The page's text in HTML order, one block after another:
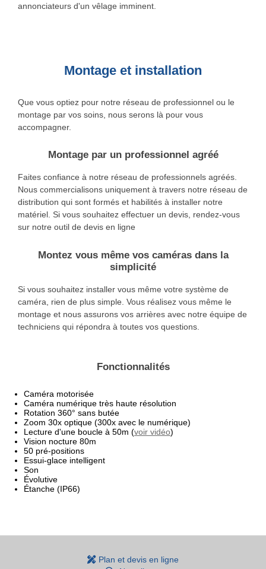
annonciateurs d'un vêlage imminent.
Montage et installation
Que vous optiez pour notre réseau de professionnel ou le
montage par vos soins, nous serons là pour vous
accompagner.
Montage par un professionnel agréé
Faites confiance à notre réseau de professionnels agréés.
Nous commercialisons uniquement à travers notre réseau de
distribution qui sont formés et habilités à installer notre
matériel. Si vous souhaitez effectuer un devis, rendez-vous
sur notre outil de devis en ligne
Montez vous même vos caméras dans la
simplicité
Si vous souhaitez installer vous même votre système de
caméra, rien de plus simple. Vous réalisez vous même le
montage et nous assurons vos arrières avec notre équipe de
techniciens qui répondra à toutes vos questions.
Fonctionnalités
Caméra motorisée
Caméra numérique très haute résolution
Rotation 360° sans butée
Zoom 30x optique (300x avec le numérique)
Lecture d'une boucle à 50m (voir vidéo)
Vision nocture 80m
50 pré-positions
Essui-glace intelligent
Son
Évolutive
Étanche (IP66)
Plan et devis en ligne